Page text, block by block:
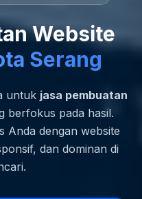
Website
Serang
untuk jasa pembuatan
berfokus pada hasil.
Anda dengan website
dan dominan di